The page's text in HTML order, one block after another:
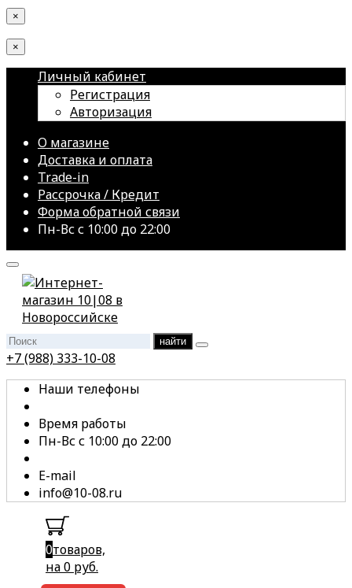
×
×
Личный кабинет
Регистрация
Авторизация
О магазине
Доставка и оплата
Trade-in
Рассрочка / Кредит
Форма обратной связи
Пн-Вс с 10:00 до 22:00
найти
+7 (988) 333-10-08
Наши телефоны
Время работы
Пн-Вс с 10:00 до 22:00
E-mail
info@10-08.ru
0товаров,
на 0 руб.